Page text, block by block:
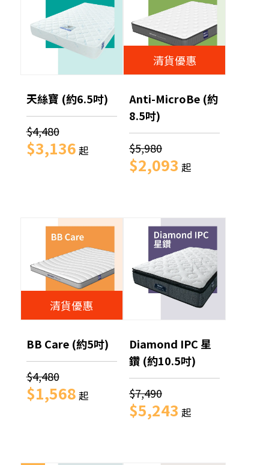
天絲寶 (約6.5吋)
$4,480
$3,136 起
清貨優惠
Anti-MicroBe (約
8.5吋)
$5,980
$2,093 起
清貨優惠
BB Care (約5吋)
$4,480
$1,568 起
Diamond IPC 星
鑽 (約10.5吋)
$7,490
$5,243 起